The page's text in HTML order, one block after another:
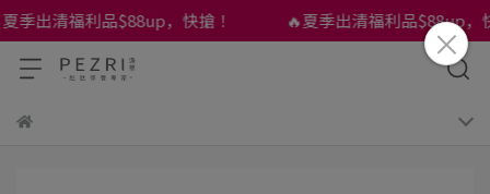
出清福利品$88up，快搶！ 🔥夏季出清福利品$88up，快